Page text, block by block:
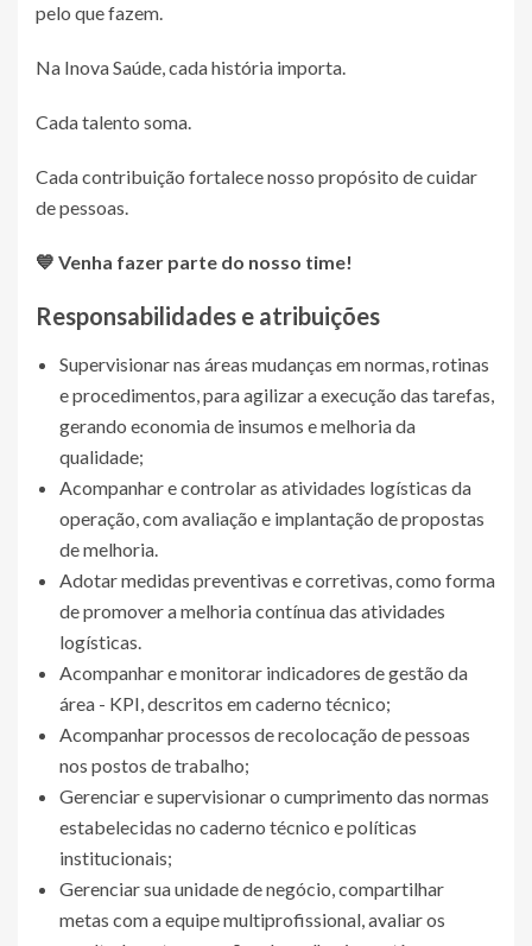
pelo que fazem.
Na Inova Saúde, cada história importa.
Cada talento soma.
Cada contribuição fortalece nosso propósito de cuidar
de pessoas.
💙 Venha fazer parte do nosso time!
Responsabilidades e atribuições
Supervisionar nas áreas mudanças em normas, rotinas
e procedimentos, para agilizar a execução das tarefas,
gerando economia de insumos e melhoria da
qualidade;
Acompanhar e controlar as atividades logísticas da
operação, com avaliação e implantação de propostas
de melhoria.
Adotar medidas preventivas e corretivas, como forma
de promover a melhoria contínua das atividades
logísticas.
Acompanhar e monitorar indicadores de gestão da
área - KPI, descritos em caderno técnico;
Acompanhar processos de recolocação de pessoas
nos postos de trabalho;
Gerenciar e supervisionar o cumprimento das normas
estabelecidas no caderno técnico e políticas
institucionais;
Gerenciar sua unidade de negócio, compartilhar
metas com a equipe multiprofissional, avaliar os